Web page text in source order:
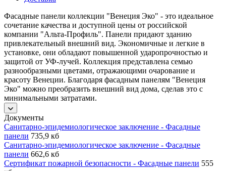
Фасадные панели коллекции "Венеция Эко" - это идеальное
сочетание качества и доступной цены от российской
компании "Альта-Профиль". Панели придают зданию
привлекательный внешний вид. Экономичные и легкие в
установке, они обладают повышенной ударопрочностью и
защитой от УФ-лучей. Коллекция представлена семью
разнообразными цветами, отражающими очарование и
красоту Венеции. Благодаря фасадным панелям "Венеция
Эко" можно преобразить внешний вид дома, сделав это с
минимальными затратами.
Документы
Санитарно-эпидемиологическое заключение - Фасадные
панели 735,9 кб
Санитарно-эпидемиологическое заключение - Фасадные
панели 662,6 кб
Сертификат пожарной безопасности - Фасадные панели 555